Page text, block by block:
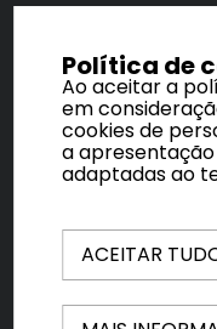
Política de
Ao aceitar a
em
cookies de
a
adaptadas ao
ACEITAR